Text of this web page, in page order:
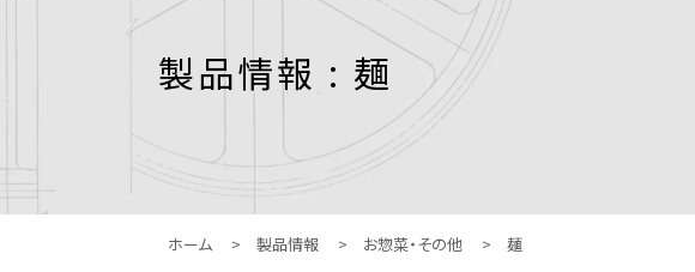
製品情報 : 麺
ホーム > 製品情報 > お惣菜・その他 > 麺